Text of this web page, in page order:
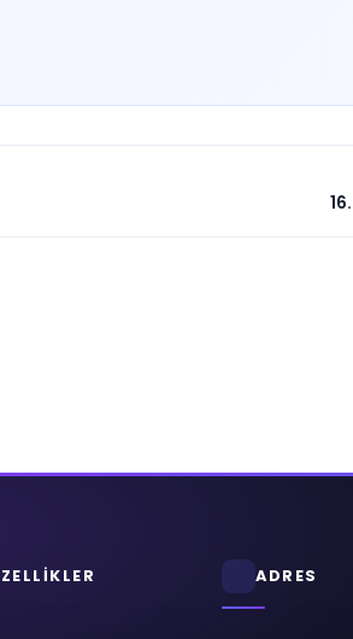
ADRES